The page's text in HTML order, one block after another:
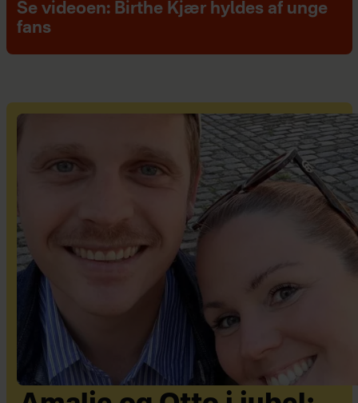
Se videoen: Birthe Kjær hyldes af unge
fans